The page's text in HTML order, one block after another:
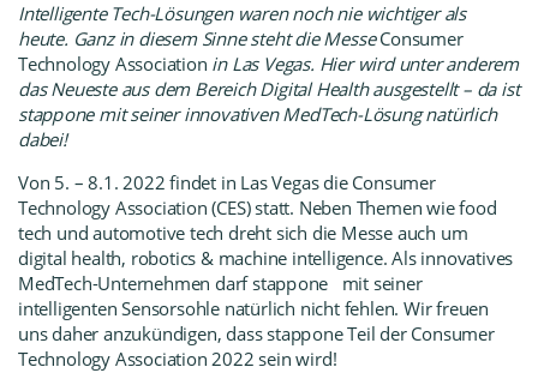
Intelligente Tech-Lösungen waren noch nie wichtiger als
heute. Ganz in diesem Sinne steht die MesseConsumer
Technology Association in Las Vegas. Hier wird unter anderem
das Neueste aus dem Bereich Digital Health ausgestellt – da ist
stappone mit seiner innovativen MedTech-Lösung natürlich
dabei!
Von 5. – 8.1. 2022 findet in Las Vegas dieConsumer
Technology Association (CES) statt. Neben Themen wie food
tech und automotive tech dreht sich die Messe auch um
digital health, robotics & machine intelligence. Als innovatives
MedTech-Unternehmen darf stappone
mit seiner
intelligenten Sensorsohle natürlich nicht fehlen. Wir freuen
uns daher anzukündigen, dass stappone Teil der Consumer
Technology Association 2022 sein wird!